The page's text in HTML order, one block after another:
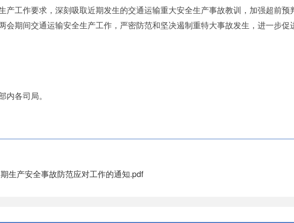
产工作要求，深刻吸取近期发生的交通运输重大安全生产事故教训，加强超前预
会期间交通运输安全生产工作，严密防范和坚决遏制重特大事故发生，进一步促
各司局。
生产安全事故防范应对工作的通知.pdf